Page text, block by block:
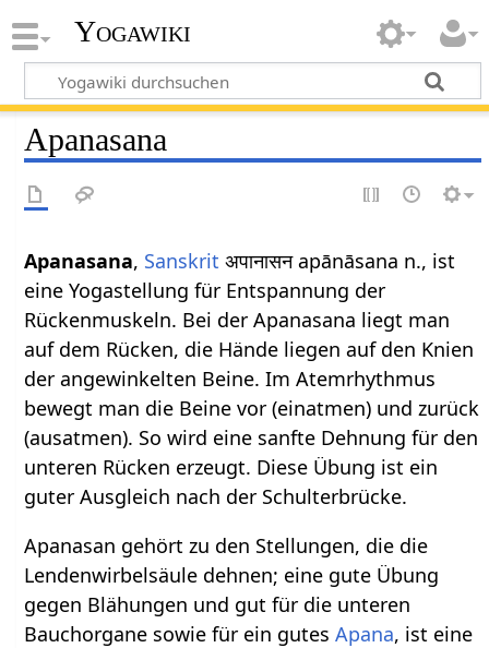
Yogawiki
Apanasana
Apanasana, Sanskrit अपानासन apānāsana n., ist
eine Yogastellung für Entspannung der
Rückenmuskeln. Bei der Apanasana liegt man
auf dem Rücken, die Hände liegen auf den Knien
der angewinkelten Beine. Im Atemrhythmus
bewegt man die Beine vor (einatmen) und zurück
(ausatmen). So wird eine sanfte Dehnung für den
unteren Rücken erzeugt. Diese Übung ist ein
guter Ausgleich nach der Schulterbrücke.
Apanasan gehört zu den Stellungen, die die
Lendenwirbelsäule dehnen; eine gute Übung
gegen Blähungen und gut für die unteren
Bauchorgane sowie für ein gutesApana, ist eine